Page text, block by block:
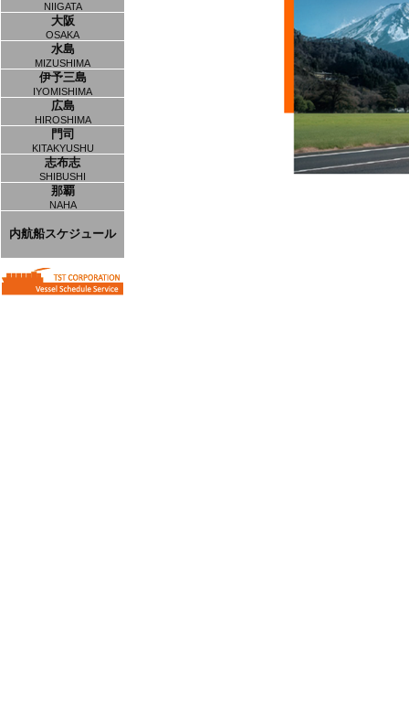
NIIGATA
大阪
OSAKA
水島
MIZUSHIMA
伊予三島
IYOMISHIMA
広島
HIROSHIMA
門司
KITAKYUSHU
志布志
SHIBUSHI
那覇
NAHA
内航船スケジュール